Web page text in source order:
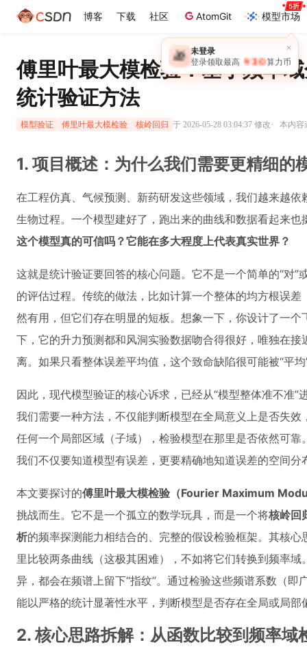
博客 下载 社区 AtomGit 模型市场
×
🎁 未登录
登录领取最高 ￥30 算力币
傅里叶最大模检验：基于频率
统计验证方法
模型验证 傅里叶最大模检验 核岭回归 于 2026-05-28 03:04:37 修改· 本内容
1. 项目概述：为什么我们需要更精细的
在工程仿真、气候预测、新药研发这些领域，我们越来越
生物过程。一个模型建好了，跑出来的曲线和数据看起来
这个模型真的可信吗？它能在多大程度上代表真实世界？
这就是统计验证要回答的核心问题。它不是一个简单的“对”
的评估过程。传统的做法，比如计算一个整体的均方根误
然有用，但它们存在明显的短板。想象一下，你设计了一
下，它的升力预测都和风洞实验数据吻合得很好，唯独在
离。如果只看整体误差平均值，这个致命缺陷很可能被“平
因此，现代模型验证的核心诉求，已经从“模型整体准不准”
我们需要一种方法，不仅能判断模型在全局意义上是否失效
任何一个局部区域（子域），检验模型在那里是否依然可靠
我们不仅要知道模型有误差，更要精确地知道误差的空间分
本文要探讨的傅里叶最大模检验（Fourier Maximum
挑战而生。它不是一个孤立的数学玩具，而是一个将核岭回
析的频率探测能力相结合的、完整的假设检验框架。其核
里比较两条曲线（这极其困难），不如将它们转换到频率
异，都会在频谱上留下“指纹”。通过检验这些频谱系数（
能以严格的统计显著性水平，判断模型是否存在全局或局部
2. 核心思路拆解：从函数比较到频率域